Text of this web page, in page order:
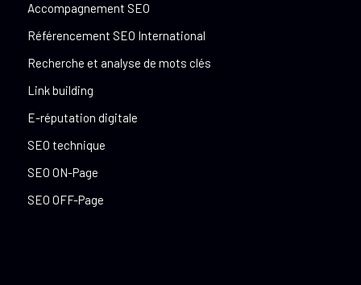
Accompagnement SEO
Référencement SEO International
Recherche et analyse de mots clés
Link building
E-réputation digitale
SEO technique
SEO ON-Page
SEO OFF-Page